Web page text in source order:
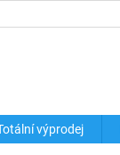
ZBOŽÍ
výprodej